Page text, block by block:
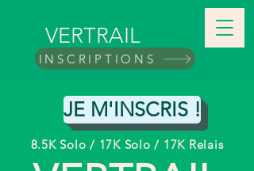
VERTRAIL
INSCRIPTIONS
JE M'INSCRIS !
8.5K Solo / 17K Solo / 17K Relais